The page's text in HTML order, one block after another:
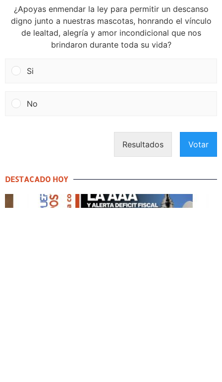
¿Apoyas enmendar la ley para permitir un descanso
digno junto a nuestras mascotas, honrando el vínculo
de lealtad, alegría y amor incondicional que nos
brindaron durante toda su vida?
Si
No
Resultados Votar
DESTACADO HOY